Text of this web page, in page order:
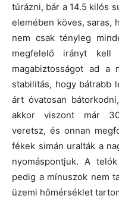
túrázni, bár a 14.5 kilós
elemében köves, saras,
nem csak tényleg
megfelelő irányt kell
magabiztosságot ad a
stabilitás, hogy bátrabb
árt óvatosan
akkor viszont már
veretsz, és onnan
fékek simán uralták a
nyomáspontjuk. A
pedig a mínuszok nem
üzemi hőmérséklet